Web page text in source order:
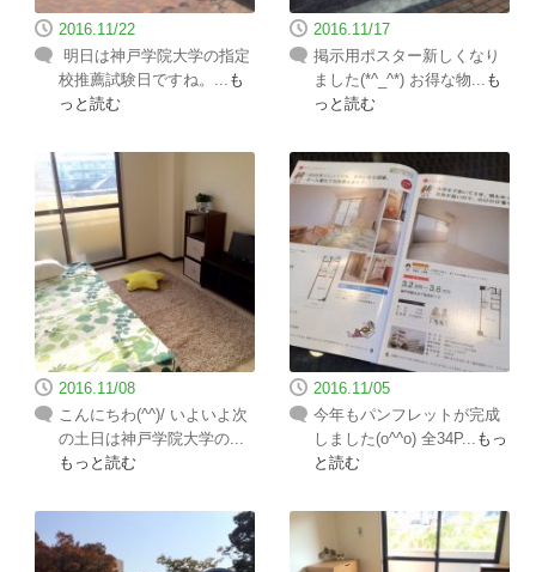
2016.11/22
明日は神戸学院大学の指定
校推薦試験日ですね。... も
っと読む
2016.11/17
掲示用ポスター新しくなり
ました(*^_^*) お得な物... も
っと読む
2016.11/08
こんにちわ(^^)/ いよいよ次
の土日は神戸学院大学の...
もっと読む
2016.11/05
今年もパンフレットが完成
しました(o^^o) 全34P... もっ
と読む